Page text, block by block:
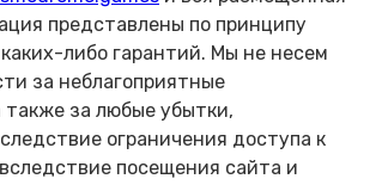
представлены по принципу
каких-либо гарантий. Мы не несем
за неблагоприятные
также за любые убытки,
ограничения доступа к
посещения сайта и